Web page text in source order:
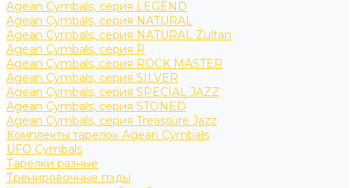
Agean Cymbals, серия LEGEND
Agean Cymbals, серия NATURAL
Agean Cymbals, серия NATURAL Zultan
Agean Cymbals, серия R
Agean Cymbals, серия ROCK MASTER
Agean Cymbals, серия SILVER
Agean Cymbals, серия SPECIAL JAZZ
Agean Cymbals, серия STONED
Agean Cymbals, серия Treassure Jazz
Комплекты тарелок Agean Cymbals
UFO Cymbals
Тарелки разные
Тренировочные пэды